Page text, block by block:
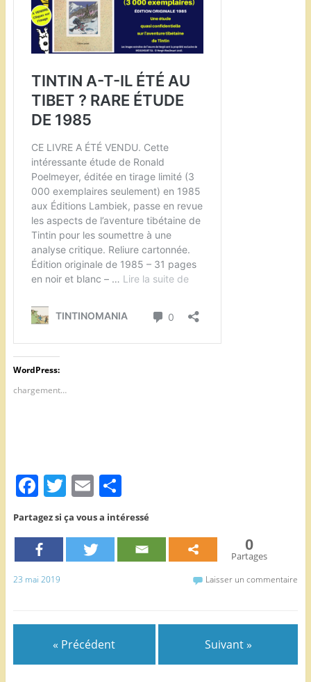
WordPress:
chargement…
F
a
c
e
b
o
T
w
itt
er
E
m
ai
l
P
ar
ta
Partagez si ça vous a intéressé
0
Partages
23 mai 2019 Laisser un commentaire
« Précédent Suivant »